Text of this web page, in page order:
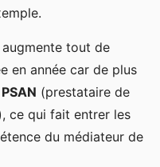
tout de
en année car de plus
(prestataire de
ce qui fait entrer les
du médiateur de